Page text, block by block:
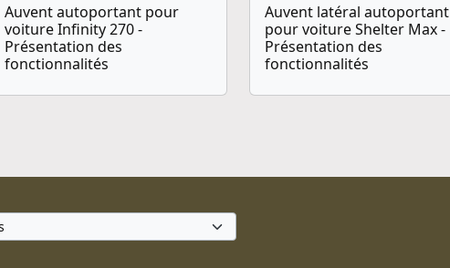
Auvent autoportant pour
voiture Infinity 270 -
Présentation des
fonctionnalités
Auvent latéral autoportant
pour voiture Shelter Max -
Présentation des
fonctionnalités